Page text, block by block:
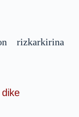
rizkarkirina